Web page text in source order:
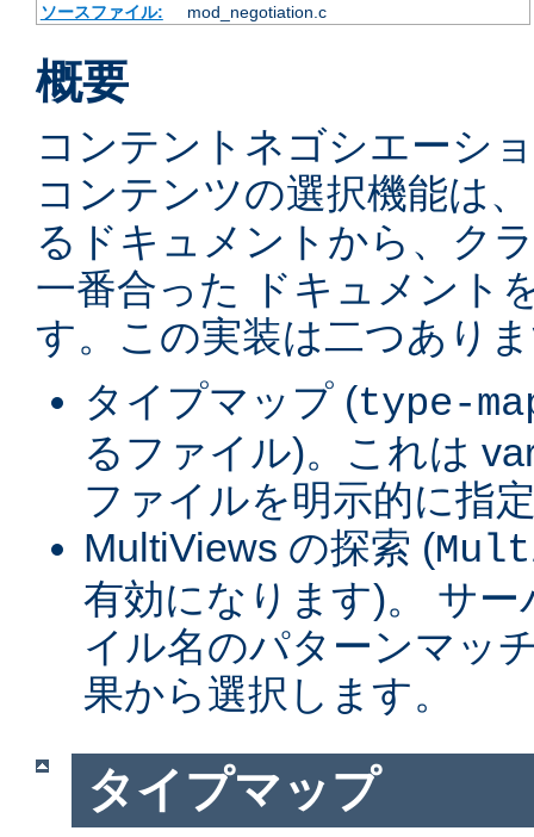
ソースファイル:
mod_negotiation.c
概要
コンテントネゴシエーシ
コンテンツの選択機能は
るドキュメントから、ク
一番合った ドキュメント
す。この実装は二つあり
タイプマップ (type-
るファイル)。これは
ファイルを明示的に指
MultiViews の探索 (
有効になります)。 サ
イル名のパターンマッ
果から選択します。
タイプマップ